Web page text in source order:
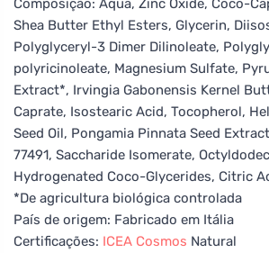
Shea Butter Ethyl Esters, Glycerin,
Polyglyceryl-3 Dimer Dilinoleate,
polyricinoleate, Magnesium Sulfate,
Extract*, Irvingia Gabonensis Kernel
Caprate, Isostearic Acid, Tocopherol,
Seed Oil, Pongamia Pinnata Seed
77491, Saccharide Isomerate,
Hydrogenated Coco-Glycerides, Citric
*De agricultura biológica controlada
País de origem: Fabricado em Itália
Certificações: ICEA Cosmos Natural